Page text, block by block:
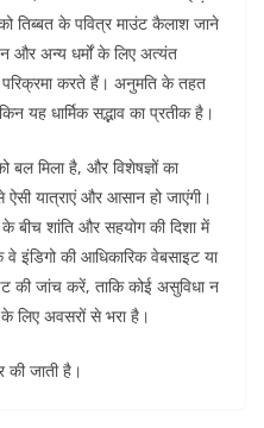
को तिब्बत के पवित्र माउंट कैलाश जाने
और अन्य धर्मों के लिए अत्यंत
परिक्रमा करते हैं। अनुमति के तहत
यह धार्मिक सद्भाव का प्रतीक है।
मिला है, और विशेषज्ञों का
यात्राएं और आसान हो जाएंगी।
बीच शांति और सहयोग की दिशा में
इंडिगो की आधिकारिक वेबसाइट या
की जांच करें, ताकि कोई असुविधा न
के लिए अवसरों से भरा है।
की जाती है।